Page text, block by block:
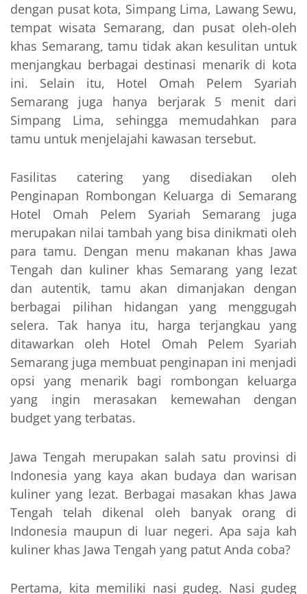
dengan pusat kota, Simpang Lima, Lawang Sewu,
tempat wisata Semarang, dan pusat oleh-oleh
khas Semarang, tamu tidak akan kesulitan untuk
menjangkau berbagai destinasi menarik di kota
ini. Selain itu, Hotel Omah Pelem Syariah
Semarang juga hanya berjarak 5 menit dari
Simpang Lima, sehingga memudahkan para
tamu untuk menjelajahi kawasan tersebut.
Fasilitas catering yang disediakan oleh
Penginapan Rombongan Keluarga di Semarang
Hotel Omah Pelem Syariah Semarang juga
merupakan nilai tambah yang bisa dinikmati oleh
para tamu. Dengan menu makanan khas Jawa
Tengah dan kuliner khas Semarang yang lezat
dan autentik, tamu akan dimanjakan dengan
berbagai pilihan hidangan yang menggugah
selera. Tak hanya itu, harga terjangkau yang
ditawarkan oleh Hotel Omah Pelem Syariah
Semarang juga membuat penginapan ini menjadi
opsi yang menarik bagi rombongan keluarga
yang ingin merasakan kemewahan dengan
budget yang terbatas.
Jawa Tengah merupakan salah satu provinsi di
Indonesia yang kaya akan budaya dan warisan
kuliner yang lezat. Berbagai masakan khas Jawa
Tengah telah dikenal oleh banyak orang di
Indonesia maupun di luar negeri. Apa saja kah
kuliner khas Jawa Tengah yang patut Anda coba?
Pertama, kita memiliki nasi gudeg. Nasi gudeg